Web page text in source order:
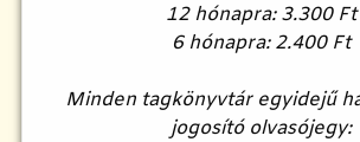
12 hónapra: 3.300 Ft
6 hónapra: 2.400 Ft
Minden tagkönyvtár egyidejű
jogosító olvasójegy: